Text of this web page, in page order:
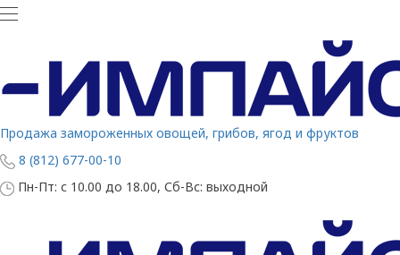
Продажа замороженных овощей, грибов, ягод и фруктов
8 (812) 677-00-10
Пн-Пт: с 10.00 до 18.00, Сб-Вс: выходной